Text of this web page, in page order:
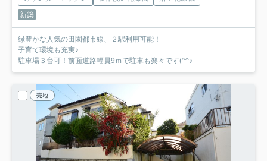
新築
緑豊かな人気の田園都市線、２駅利用可能！
子育て環境も充実♪
駐車場３台可！前面道路幅員9ｍで駐車も楽々です(^^♪
売地